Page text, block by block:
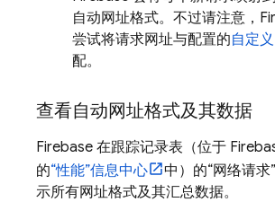
自动网址格式。不过请注意，
尝试将请求网址与配置的自定
配。
查看自动网址格式及其数据
Firebase 在跟踪记录表（位于
的“性能”信息中心
中）的“网络请
示所有网址格式及其汇总数据。